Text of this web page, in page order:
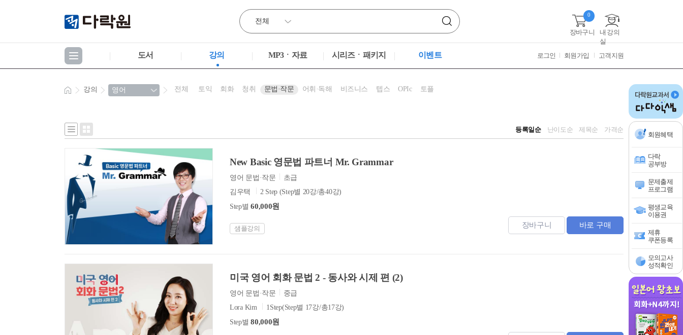
장바구니
0
내 강의
실
도서 강의 MP3ㆍ자료 시리즈ㆍ패키지 이벤트 로그인 회원가입 고객지원
회원혜택
다락
공부방
문제출제
프로그램
평생교육
이용권
제휴
쿠폰등록
모의고사
성적확인
강의 전체 토익 회화 청취 문법·작문 어휘·독해 비즈니스 텝스 OPIc 토플
등록일순 난이도순 제목순 가격순
New Basic 영문법 파트너 Mr. Grammar
영어 문법·작문
초급
김우택
2 Step (Step별 20강/총40강)
Step별60,000원
샘플강의 장바구니 바로 구매
미국 영어 회화 문법 2 - 동사와 시제 편 (2)
영어 문법·작문
중급
Lora Kim
1Step(Step별 17강/총17강)
Step별80,000원